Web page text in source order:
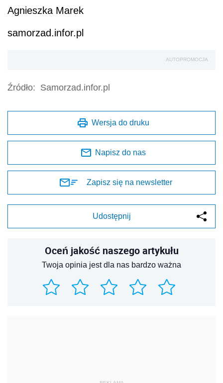
Agnieszka Marek
samorzad.infor.pl
AUTOPROMOCJA
Źródło: Samorzad.infor.pl
Wersja do druku
Napisz do nas
Zapisz się na newsletter
Udostępnij
Oceń jakość naszego artykułu
Twoja opinia jest dla nas bardzo ważna